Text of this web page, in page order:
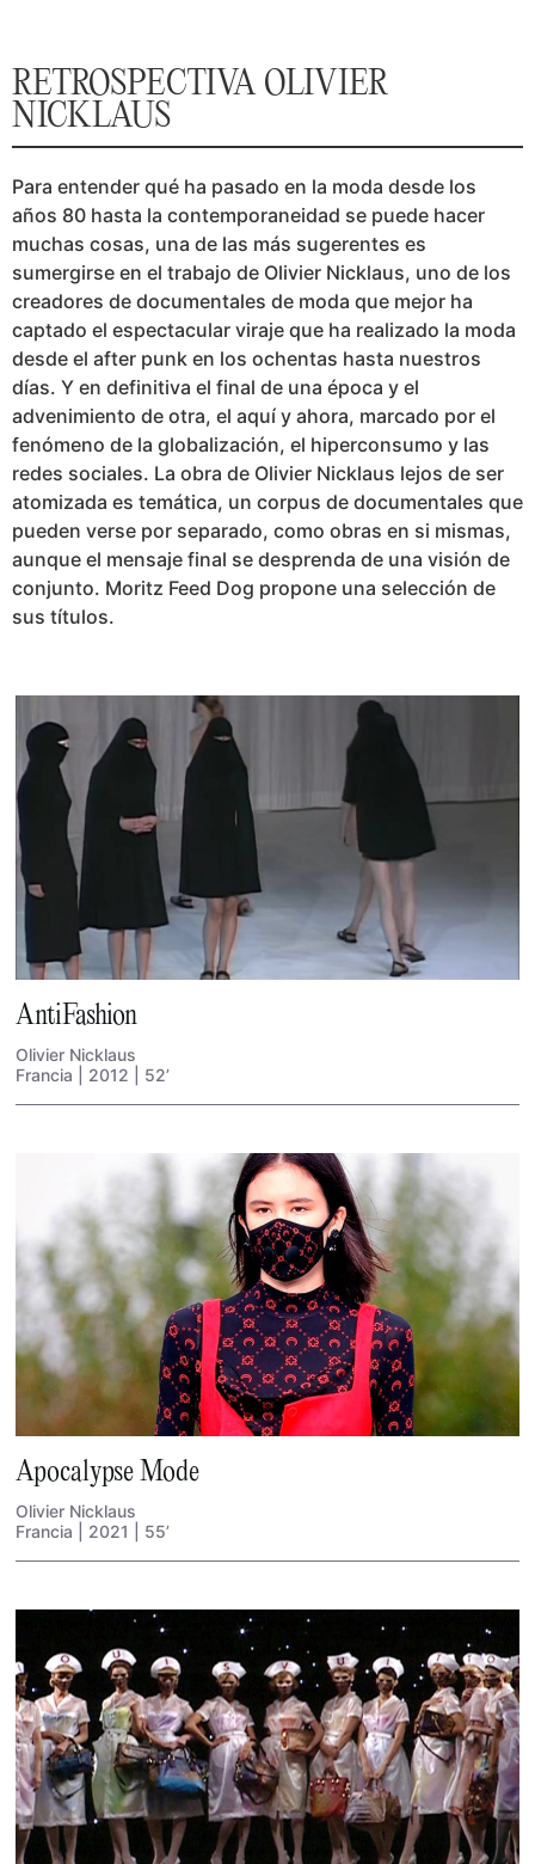
RETROSPECTIVA OLIVIER
NICKLAUS
Para entender qué ha pasado en la moda desde los
años 80 hasta la contemporaneidad se puede hacer
muchas cosas, una de las más sugerentes es
sumergirse en el trabajo de Olivier Nicklaus, uno de los
creadores de documentales de moda que mejor ha
captado el espectacular viraje que ha realizado la moda
desde el after punk en los ochentas hasta nuestros
días. Y en definitiva el final de una época y el
advenimiento de otra, el aquí y ahora, marcado por el
fenómeno de la globalización, el hiperconsumo y las
redes sociales. La obra de Olivier Nicklaus lejos de ser
atomizada es temática, un corpus de documentales que
pueden verse por separado, como obras en si mismas,
aunque el mensaje final se desprenda de una visión de
conjunto. Moritz Feed Dog propone una selección de
sus títulos.
AntiFashion
Olivier Nicklaus
Francia | 2012 | 52’
Apocalypse Mode
Olivier Nicklaus
Francia | 2021 | 55’